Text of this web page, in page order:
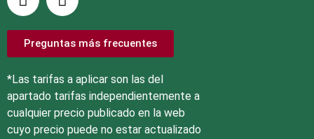
Preguntas más frecuentes
*Las tarifas a aplicar son las del
apartado tarifas independientemente a
cualquier precio publicado en la web
cuyo precio puede no estar actualizado